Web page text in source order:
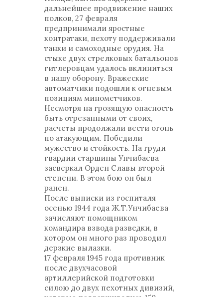
дальнейшее продвижение наших
полков, 27 февраля
предпринимали яростные
контратаки, пехоту поддерживали
танки и самоходные орудия. На
стыке двух стрелковых батальонов
гитлеровцам удалось вклиниться
в нашу оборону. Вражеские
автоматчики подошли к огневым
позициям минометчиков.
Несмотря на грозящую опасность
быть отрезанными от своих,
расчеты продолжали вести огонь
по атакующим. Победили
мужество и стойкость. На груди
гвардии старшины Унчибаева
засверкал Орден Славы второй
степени. В этом бою он был
ранен.
После выписки из госпиталя
осенью 1944 года Ж.Т.Унчибаева
зачисляют помощником
командира взвода разведки, в
котором он много раз проводил
дерзкие вылазки.
17 февраля 1945 года противник
после двухчасовой
артиллерийской подготовки
силою до двух пехотных дивизий,